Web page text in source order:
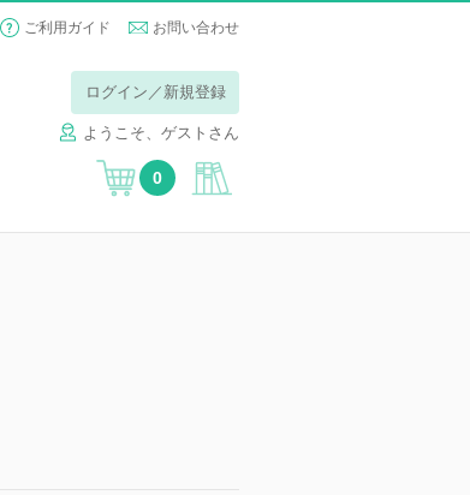
ご利用ガイド お問い合わせ
ログイン／新規登録
ようこそ、ゲストさん
0